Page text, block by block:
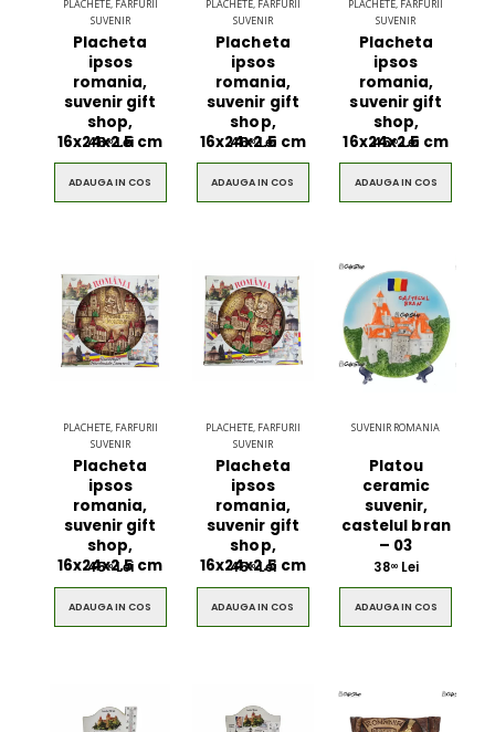
PLACHETE, FARFURII
SUVENIR
Placheta
ipsos
romania,
suvenir gift
shop,
16x24x2.5 cm
4500Lei
ADAUGA IN COS
PLACHETE, FARFURII
SUVENIR
Placheta
ipsos
romania,
suvenir gift
shop,
16x24x2.5 cm
4500Lei
ADAUGA IN COS
PLACHETE, FARFURII
SUVENIR
Placheta
ipsos
romania,
suvenir gift
shop,
16x24x2.5 cm
4500Lei
ADAUGA IN COS
PLACHETE, FARFURII
SUVENIR
Placheta
ipsos
romania,
suvenir gift
shop,
16x24x2.5 cm
4500Lei
ADAUGA IN COS
PLACHETE, FARFURII
SUVENIR
Placheta
ipsos
romania,
suvenir gift
shop,
16x24x2.5 cm
4500Lei
ADAUGA IN COS
SUVENIR ROMANIA
Platou
ceramic
suvenir,
castelul bran
– 03
3800Lei
ADAUGA IN COS